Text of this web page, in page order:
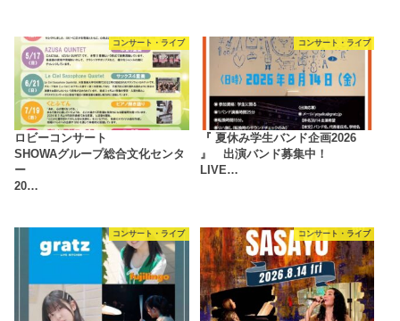
コンサート・ライブ
ロビーコンサート
SHOWAグループ総合文化センタ
ー
20…
コンサート・ライブ
『 夏休み学生バンド企画2026
』 出演バンド募集中！
LIVE…
コンサート・ライブ コンサート・ライブ